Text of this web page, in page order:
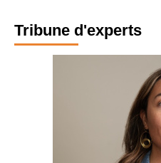
Tribune d'experts